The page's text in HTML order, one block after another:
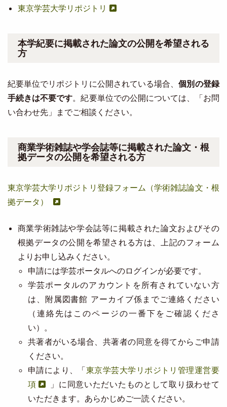
東京学芸大学リポジトリ
本学紀要に掲載された論文の公開を希望される
方
紀要単位でリポジトリに公開されている場合、個別の登録
手続きは不要です。紀要単位での公開については、「お問
い合わせ先」までご相談ください。
商業学術雑誌や学会誌等に掲載された論文・根
拠データの公開を希望される方
東京学芸大学リポジトリ登録フォーム（学術雑誌論文・根
拠データ）
商業学術雑誌や学会誌等に掲載された論文およびその
根拠データの公開を希望される方は、上記のフォーム
よりお申し込みください。
申請には学芸ポータルへのログインが必要です。
学芸ポータルのアカウントを所有されていない方
は、附属図書館 アーカイブ係までご連絡ください
（連絡先はこのページの一番下をご確認くださ
い）。
共著者がいる場合、共著者の同意を得てからご申請
ください。
申請により、「東京学芸大学リポジトリ管理運営要
項
」に同意いただいたものとして取り扱わせて
いただきます。あらかじめご一読ください。